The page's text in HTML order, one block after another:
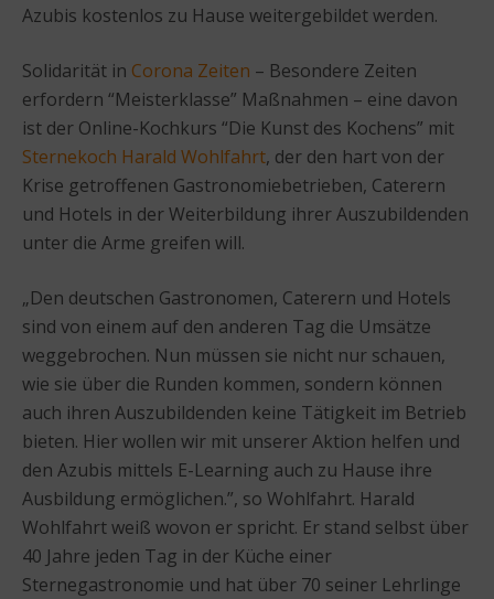
Azubis kostenlos zu Hause weitergebildet werden.
Solidarität in Corona Zeiten – Besondere Zeiten
erfordern “Meisterklasse” Maßnahmen – eine davon
ist der Online-Kochkurs “Die Kunst des Kochens” mit
Sternekoch Harald Wohlfahrt, der den hart von der
Krise getroffenen Gastronomiebetrieben, Caterern
und Hotels in der Weiterbildung ihrer Auszubildenden
unter die Arme greifen will.
„Den deutschen Gastronomen, Caterern und Hotels
sind von einem auf den anderen Tag die Umsätze
weggebrochen. Nun müssen sie nicht nur schauen,
wie sie über die Runden kommen, sondern können
auch ihren Auszubildenden keine Tätigkeit im Betrieb
bieten. Hier wollen wir mit unserer Aktion helfen und
den Azubis mittels E-Learning auch zu Hause ihre
Ausbildung ermöglichen.”, so Wohlfahrt. Harald
Wohlfahrt weiß wovon er spricht. Er stand selbst über
40 Jahre jeden Tag in der Küche einer
Sternegastronomie und hat über 70 seiner Lehrlinge